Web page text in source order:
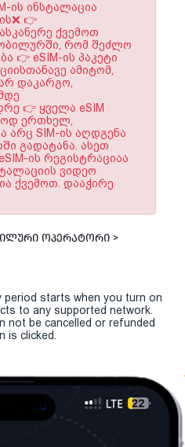
ის ინსტალაცია
👉
ქვემოთ
რომ შეძლო
👉 eSIM-ის პაკეტი
ამიტომ,
დაკარგო,
👉 ყველა eSIM
ერთხელ,
არც SIM-ის აღდგენა
გადატანა. ასეთ
ის რეგისტრაციაა
ვიდეო
ქვემოთ. დააჭირე
ოპერატორი >
period starts when you turn on
to any supported network.
not be cancelled or refunded
is clicked.